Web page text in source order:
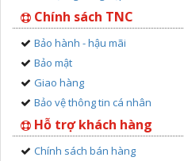
Chính sách TNC
Bảo hành - hậu mãi
Bảo mật
Giao hàng
Bảo vệ thông tin cá nhân
Hỗ trợ khách hàng
Chính sách bán hàng